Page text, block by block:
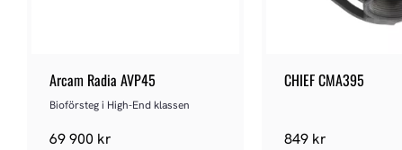
Arcam Radia AVP45
Bioförsteg i High-End klassen
69 900 kr
CHIEF CMA395
849kr